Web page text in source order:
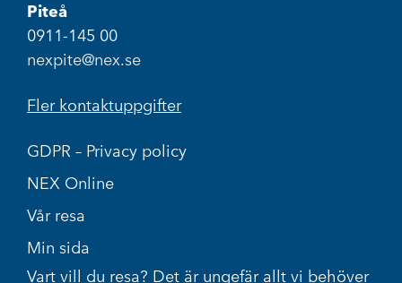
Piteå
0911-145 00
nexpite@nex.se
Fler kontaktuppgifter
GDPR – Privacy policy
NEX Online
Vår resa
Min sida
Vart vill du resa? Det är ungefär allt vi behöver